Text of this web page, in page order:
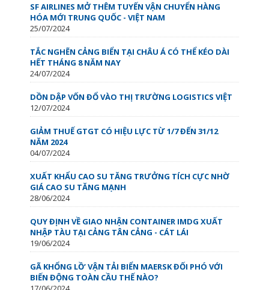
SF AIRLINES MỞ THÊM TUYẾN VẬN CHUYỂN HÀNG
HÓA MỚI TRUNG QUỐC - VIỆT NAM
25/07/2024
TẮC NGHẼN CẢNG BIỂN TẠI CHÂU Á CÓ THỂ KÉO DÀI
HẾT THÁNG 8 NĂM NAY
24/07/2024
DỒN DẬP VỐN ĐỔ VÀO THỊ TRƯỜNG LOGISTICS VIỆT
12/07/2024
GIẢM THUẾ GTGT CÓ HIỆU LỰC TỪ 1/7 ĐẾN 31/12
NĂM 2024
04/07/2024
XUẤT KHẨU CAO SU TĂNG TRƯỞNG TÍCH CỰC NHỜ
GIÁ CAO SU TĂNG MẠNH
28/06/2024
QUY ĐỊNH VỀ GIAO NHẬN CONTAINER IMDG XUẤT
NHẬP TÀU TẠI CẢNG TÂN CẢNG - CÁT LÁI
19/06/2024
GÃ KHỔNG LỒ’ VẬN TẢI BIỂN MAERSK ĐỐI PHÓ VỚI
BIẾN ĐỘNG TOÀN CẦU THẾ NÀO?